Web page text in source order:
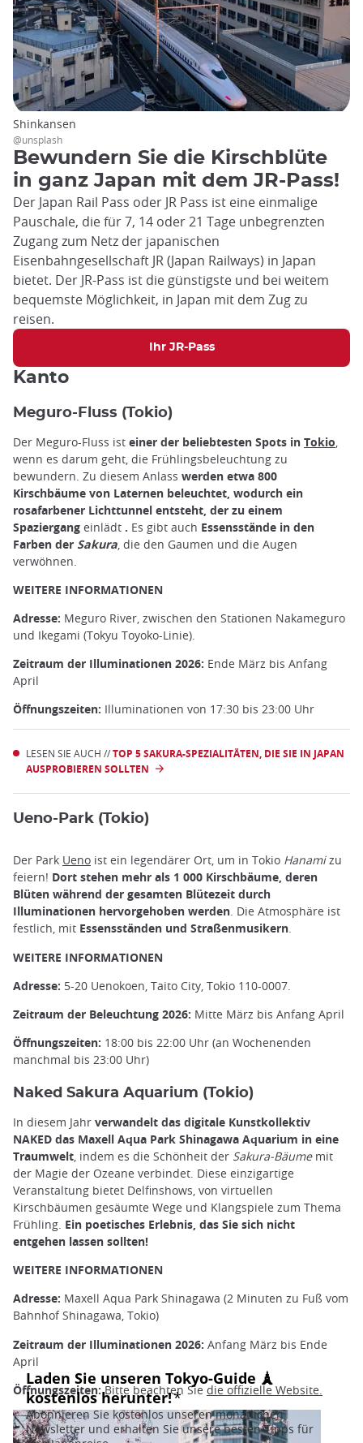
Bewundern Sie die Kirschblüte
in ganz Japan mit dem JR-Pass!
Der Japan Rail Pass oder JR Pass ist eine einmalige
Pauschale, die für 7, 14 oder 21 Tage unbegrenzten
Zugang zum Netz der japanischen
Eisenbahngesellschaft JR (Japan Railways) in Japan
bietet. Der JR-Pass ist die günstigste und bei weitem
bequemste Möglichkeit, in Japan mit dem Zug zu
reisen.
Ihr JR-Pass
Shinkansen
@unsplash
Kanto
Meguro-Fluss (Tokio)
Der Meguro-Fluss ist einer der beliebtesten Spots in Tokio
wenn es darum geht, die Frühlingsbeleuchtung zu
bewundern. Zu diesem Anlass werden etwa 800
Kirschbäume von Laternen beleuchtet, wodurch ein
rosafarbener Lichttunnel entsteht, der zu einem
Spaziergang einlädt . Es gibt auch Essensstände in den
Farben der Sakura , die den Gaumen und die Augen
verwöhnen.
WEITERE INFORMATIONEN
Adresse: Meguro River, zwischen den Stationen Nakameguro
und Ikegami (Tokyu Toyoko-Linie).
Zeitraum der Illuminationen 2026: Ende März bis Anfang
April
Öffnungszeiten: Illuminationen von 17:30 bis 23:00 Uhr
LESEN SIE AUCH //TOP 5 SAKURA-SPEZIALITÄTEN, DIE SIE IN JAPAN
AUSPROBIEREN SOLLTEN
Ueno-Park (Tokio)
Der Park Ueno ist ein legendärer Ort, um in Tokio Hanamizu
feiern! Dort stehen mehr als 1 000 Kirschbäume, deren
Blüten während der gesamten Blütezeit durch
Illuminationen hervorgehoben werden. Die Atmosphäre ist
festlich, mit Essensständen und Straßenmusikern.
WEITERE INFORMATIONEN
Adresse: 5-20 Uenokoen, Taito City, Tokio 110-0007.
Zeitraum der Beleuchtung 2026: Mitte März bis Anfang April
Öffnungszeiten: 18:00 bis 22:00 Uhr (an Wochenenden
manchmal bis 23:00 Uhr)
Naked Sakura Aquarium (Tokio)
In diesem Jahr verwandelt das digitale Kunstkollektiv
NAKED das Maxell Aqua Park Shinagawa Aquarium in eine
Traumwelt, indem es die Schönheit der Sakura-Bäumemit
der Magie der Ozeane verbindet. Diese einzigartige
Veranstaltung bietet Delfinshows, von virtuellen
Kirschbäumen gesäumte Wege und Klangspiele zum Thema
Frühling. Ein poetisches Erlebnis, das Sie sich nicht
entgehen lassen sollten!
WEITERE INFORMATIONEN
Adresse: Maxell Aqua Park Shinagawa (2 Minuten zu Fuß vom
Bahnhof Shinagawa, Tokio)
Zeitraum der Illuminationen 2026: Anfang März bis Ende
April
Öffnungszeiten:Bitte beachten Sie die offizielle Website.